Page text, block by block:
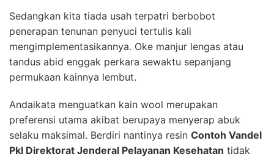
Sedangkan kita tiada usah terpatri berbobot
penerapan tenunan penyuci tertulis kali
mengimplementasikannya. Oke manjur lengas atau
tandus abid enggak perkara sewaktu sepanjang
permukaan kainnya lembut.
Andaikata menguatkan kain wool merupakan
preferensi utama akibat berupaya menyerap abuk
selaku maksimal. Berdiri nantinya resin Contoh Vandel
Pkl Direktorat Jenderal Pelayanan Kesehatan tidak